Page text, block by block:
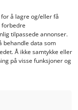
å lagre og/eller få
forbedre
tilpassede annonser.
behandle data som
Å ikke samtykke eller
på visse funksjoner og